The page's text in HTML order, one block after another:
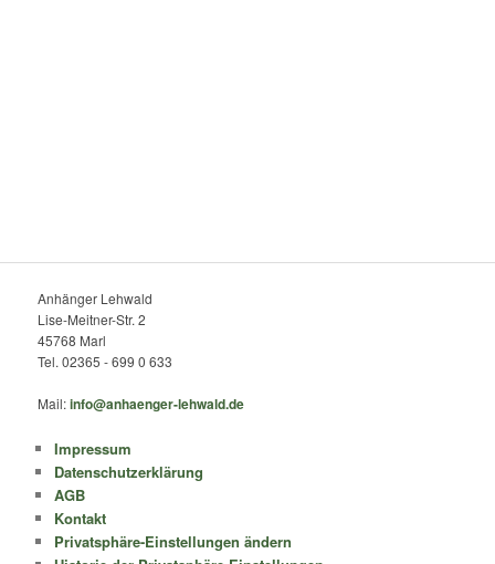
Anhänger Lehwald
Lise-Meitner-Str. 2
45768 Marl
Tel. 02365 - 699 0 633
Mail:info@anhaenger-lehwald.de
Impressum
Datenschutzerklärung
AGB
Kontakt
Privatsphäre-Einstellungen ändern